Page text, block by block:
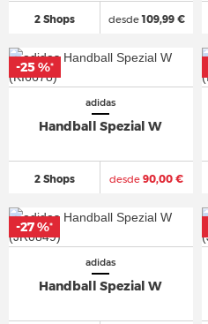
2 Shops desde109,99 €
adidas
Handball Spezial W
2 Shops desde 90,00 €
-25 %*
-25 %*
adidas
Handball Spezial W
-27 %*
-27 %*